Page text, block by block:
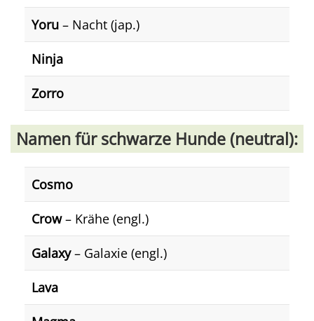
Yoru – Nacht (jap.)
Ninja
Zorro
Namen für schwarze Hunde (neutral):
Cosmo
Crow– Krähe (engl.)
Galaxy– Galaxie (engl.)
Lava